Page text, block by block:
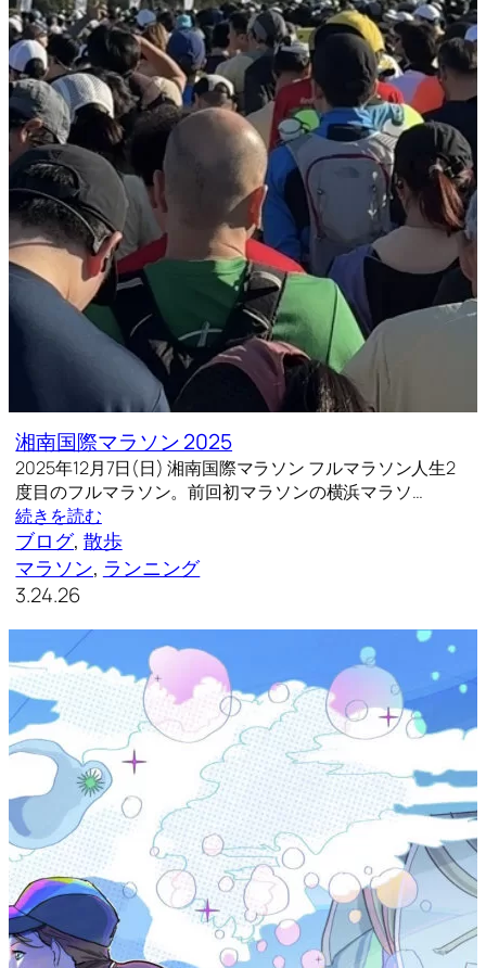
湘南国際マラソン 2025
2025年12月7日(日) 湘南国際マラソン フルマラソン人生2
度目のフルマラソン。前回初マラソンの横浜マラソ…
続きを読む
ブログ, 散歩
マラソン, ランニング
3.24.26